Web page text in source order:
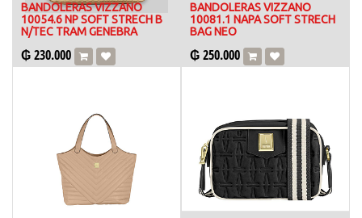
BANDOLERAS VIZZANO
10054.6 NP SOFT STRECH B
N/TEC TRAM GENEBRA
₲230.000
BANDOLERAS VIZZANO
10081.1 NAPA SOFT STRECH
BAG NEO
₲250.000